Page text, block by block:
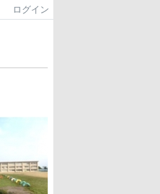
ログイン